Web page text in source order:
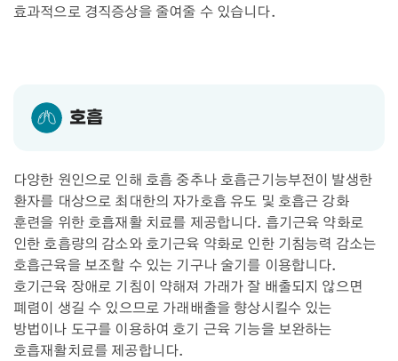
효과적으로 경직증상을 줄여줄 수 있습니다.
호흡
다양한 원인으로 인해 호흡 중추나 호흡근기능부전이 발생한
환자를 대상으로 최대한의 자가호흡 유도 및 호흡근 강화
훈련을 위한 호흡재활 치료를 제공합니다. 흡기근육 약화로
인한 호흡량의 감소와 호기근육 약화로 인한 기침능력 감소는
호흡근육을 보조할 수 있는 기구나 술기를 이용합니다.
호기근육 장애로 기침이 약해져 가래가 잘 배출되지 않으면
폐렴이 생길 수 있으므로 가래배출을 향상시킬수 있는
방법이나 도구를 이용하여 호기 근육 기능을 보완하는
호흡재활치료를 제공합니다.